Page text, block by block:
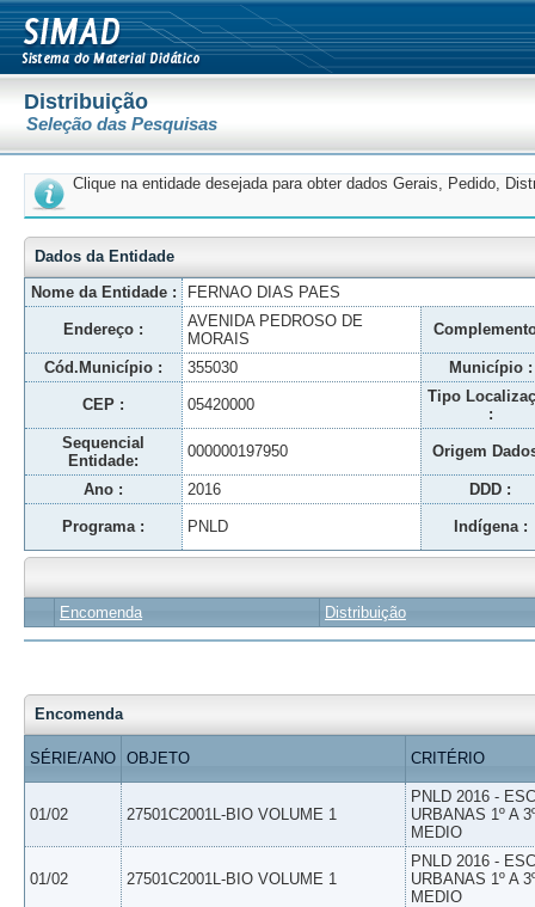
Distribuição
Seleção das Pesquisas
Clique na entidade desejada para obter dados Gerais, Pedido,
Dados da Entidade
Nome da Entidade :
FERNAO DIAS PAES
Endereço :
AVENIDA PEDROSO DE
MORAIS
Cód.Município : 355030 Município :
CEP : 05420000
Tipo
:
Sequencial
Entidade:
000000197950 Origem
Ano : 2016 DDD :
Programa : PNLD Indígena :
Encomenda Distribuição
Encomenda
SÉRIE/ANO OBJETO CRITÉRIO
01/02 27501C2001L-BIO VOLUME 1
PNLD 2016 -
URBANAS 1º A
MEDIO
01/02 27501C2001L-BIO VOLUME 1
PNLD 2016 -
URBANAS 1º A
MEDIO